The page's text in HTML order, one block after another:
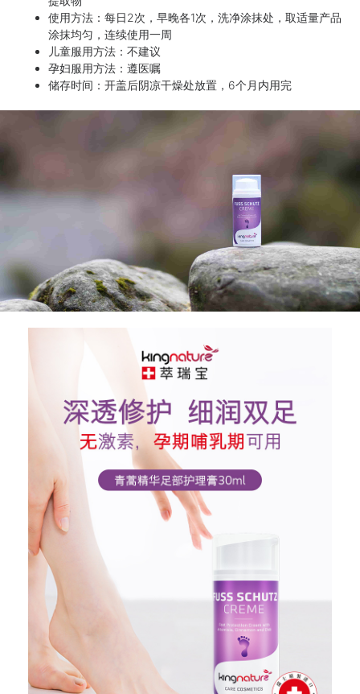
使用方法：每日2次，早晚各1次，洗净涂抹处，取适量产品
涂抹均匀，连续使用一周
儿童服用方法：不建议
孕妇服用方法：遵医嘱
储存时间：开盖后阴凉干燥处放置，6个月内用完